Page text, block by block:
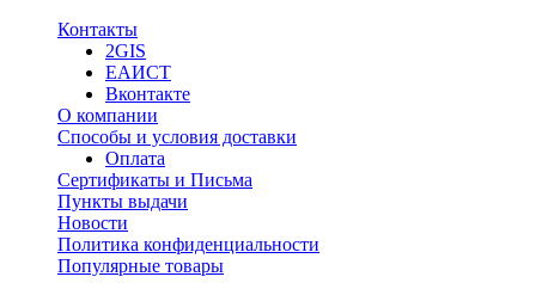
Контакты
2GIS
ЕАИСТ
Вконтакте
О компании
Способы и условия доставки
Оплата
Сертификаты и Письма
Пункты выдачи
Новости
Политика конфиденциальности
Популярные товары